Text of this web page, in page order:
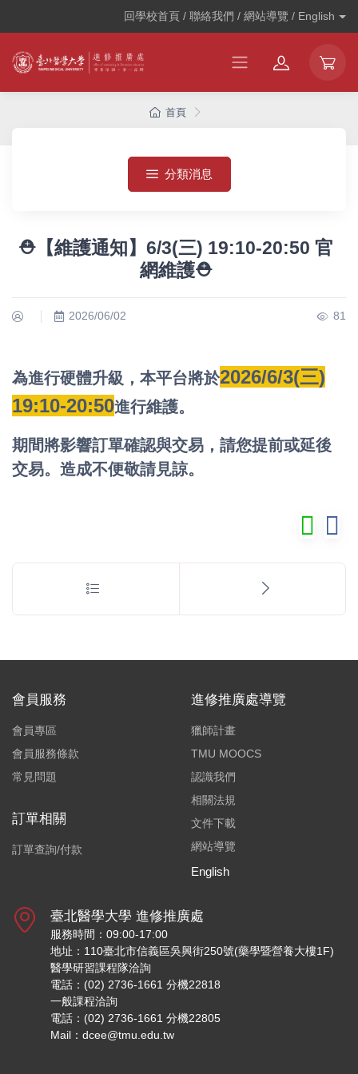
回學校首頁 / 聯絡我們 / 網站導覽 / English
首頁
分類消息
⛑️【維護通知】6/3(三) 19:10-20:50 官
網維護⛑️
2026/06/02 81
為進行硬體升級，本平台將於2026/6/3(三)
19:10-20:50進行維護。
期間將影響訂單確認與交易，請您提前或延後
交易。造成不便敬請見諒。
會員服務
會員專區
會員服務條款
常見問題
訂單相關
訂單查詢/付款
進修推廣處導覽
獵師計畫
TMU MOOCS
認識我們
相關法規
文件下載
網站導覽
English
臺北醫學大學 進修推廣處
服務時間：09:00-17:00
地址：110臺北市信義區吳興街250號(藥學暨營養大樓1F)
醫學研習課程隊洽詢
電話：(02) 2736-1661 分機22818
一般課程洽詢
電話：(02) 2736-1661 分機22805
Mail：dcee@tmu.edu.tw